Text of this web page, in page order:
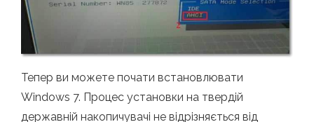
Тепер ви можете почати встановлювати
Windows 7. Процес установки на твердій
державній накопичувачі не відрізняється від